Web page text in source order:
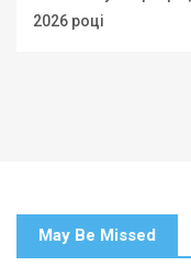
2026 році
May Be Missed